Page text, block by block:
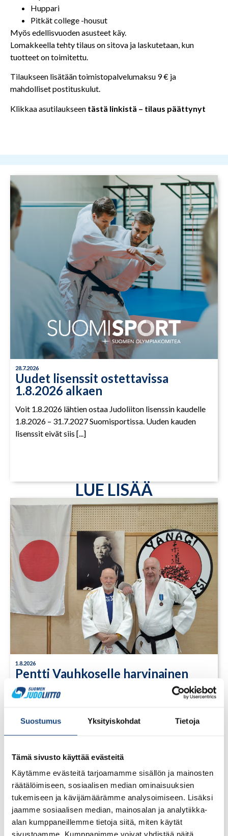
Suostumus Yksityiskohdat Tietoja
Tämä sivusto käyttää evästeitä
Käytämme evästeitä tarjoamamme sisällön ja mainosten
räätälöimiseen, sosiaalisen median ominaisuuksien
tukemiseen ja kävijämäärämme analysoimiseen. Lisäksi
jaamme sosiaalisen median, mainosalan ja analytiikka-
alan kumppaneillemme tietoja siitä, miten käytät
Huppari
Pitkät college -housut
Myös edellisvuoden asusteet käy.
Lomakkeella tehty tilaus on sitova ja laskutetaan, kun
tuotteet on toimitettu.
Tilaukseen lisätään toimistopalvelumaksu 9 € ja
mahdolliset postituskulut.
Klikkaa asutilaukseen tästä linkistä – tilaus päättynyt
28.7.2026
Uudet lisenssit ostettavissa
1.8.2026 alkaen
Voit 1.8.2026 lähtien ostaa Judoliiton lisenssin kaudelle
1.8.2026 – 31.7.2027 Suomisportissa. Uuden kauden
lisenssit eivät siis [...]
LUE LISÄÄ
1.8.2026
Pentti Vauhkoselle harvinainen
huomionosoitus